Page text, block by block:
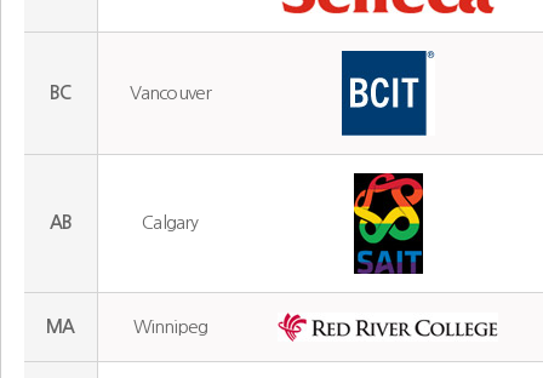
BC Vancouver
AB Calgary
MA Winnipeg